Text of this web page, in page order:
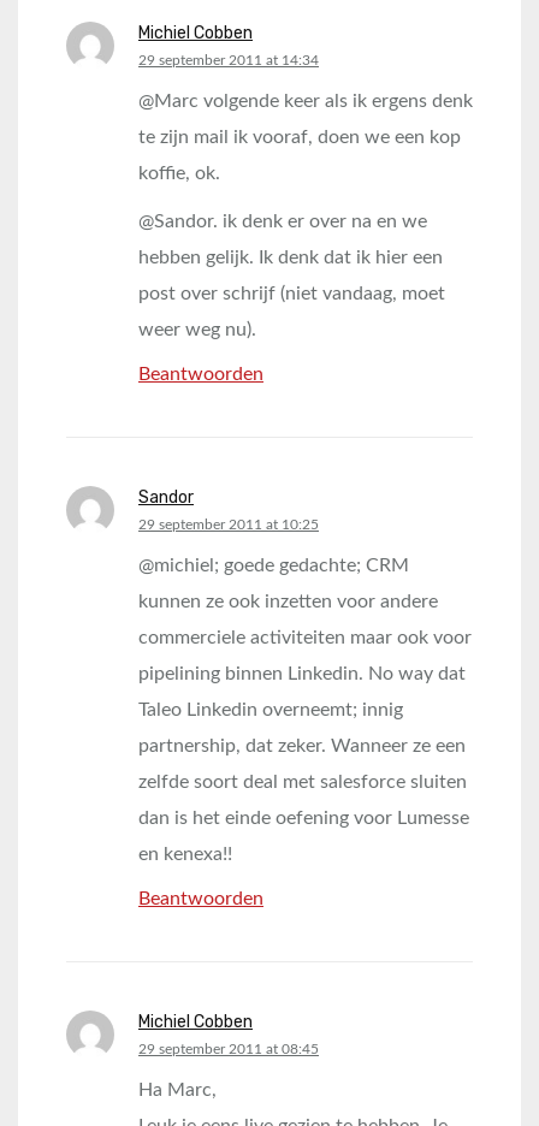
Michiel Cobben
says:
29 september 2011 at 14:34
@Marc volgende keer als ik ergens denk
te zijn mail ik vooraf, doen we een kop
koffie, ok.
@Sandor. ik denk er over na en we
hebben gelijk. Ik denk dat ik hier een
post over schrijf (niet vandaag, moet
weer weg nu).
Beantwoorden
Sandor
says:
29 september 2011 at 10:25
@michiel; goede gedachte; CRM
kunnen ze ook inzetten voor andere
commerciele activiteiten maar ook voor
pipelining binnen Linkedin. No way dat
Taleo Linkedin overneemt; innig
partnership, dat zeker. Wanneer ze een
zelfde soort deal met salesforce sluiten
dan is het einde oefening voor Lumesse
en kenexa!!
Beantwoorden
Michiel Cobben
says:
29 september 2011 at 08:45
Ha Marc,